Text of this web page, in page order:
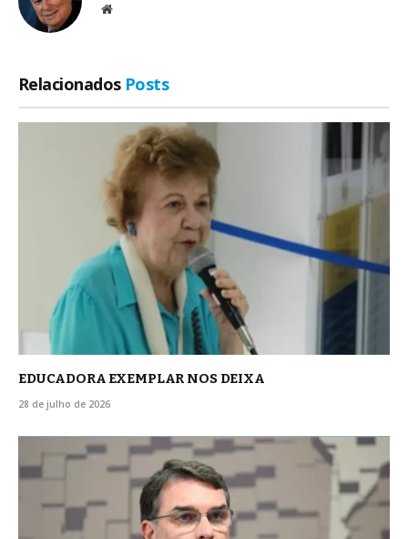
Site
Relacionados Posts
EDUCADORA EXEMPLAR NOS DEIXA
28 de julho de 2026